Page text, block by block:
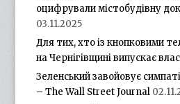
оцифрували містобудівну
03.11.2025
Для тих, хто із кнопковими
на Чернігівщині випускає
Зеленський завойовує
– The Wall Street Journal